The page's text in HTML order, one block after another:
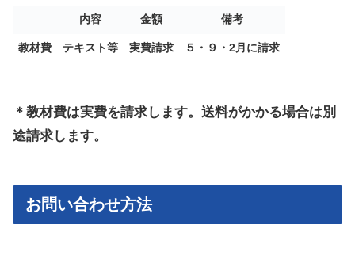
内容 金額 備考
教材費 テキスト等 実費請求 ５・９・2月に請求
＊教材費は実費を請求します。送料がかかる場合は別
途請求します。
お問い合わせ方法